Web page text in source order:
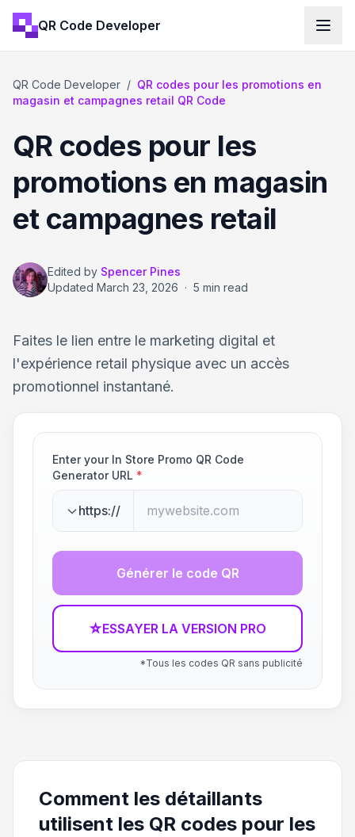
QR Code Developer
QR Code Developer / QR codes pour les promotions en
magasin et campagnes retail QR Code
QR codes pour les
promotions en magasin
et campagnes retail
Edited by Spencer Pines
Updated March 23, 2026 · 5 min read
Faites le lien entre le marketing digital et
l'expérience retail physique avec un accès
promotionnel instantané.
Enter your In Store Promo QR Code
Generator URL *
https://
Générer le code QR
☆ESSAYER LA VERSION PRO
*Tous les codes QR sans publicité
Comment les détaillants
utilisent les QR codes pour les